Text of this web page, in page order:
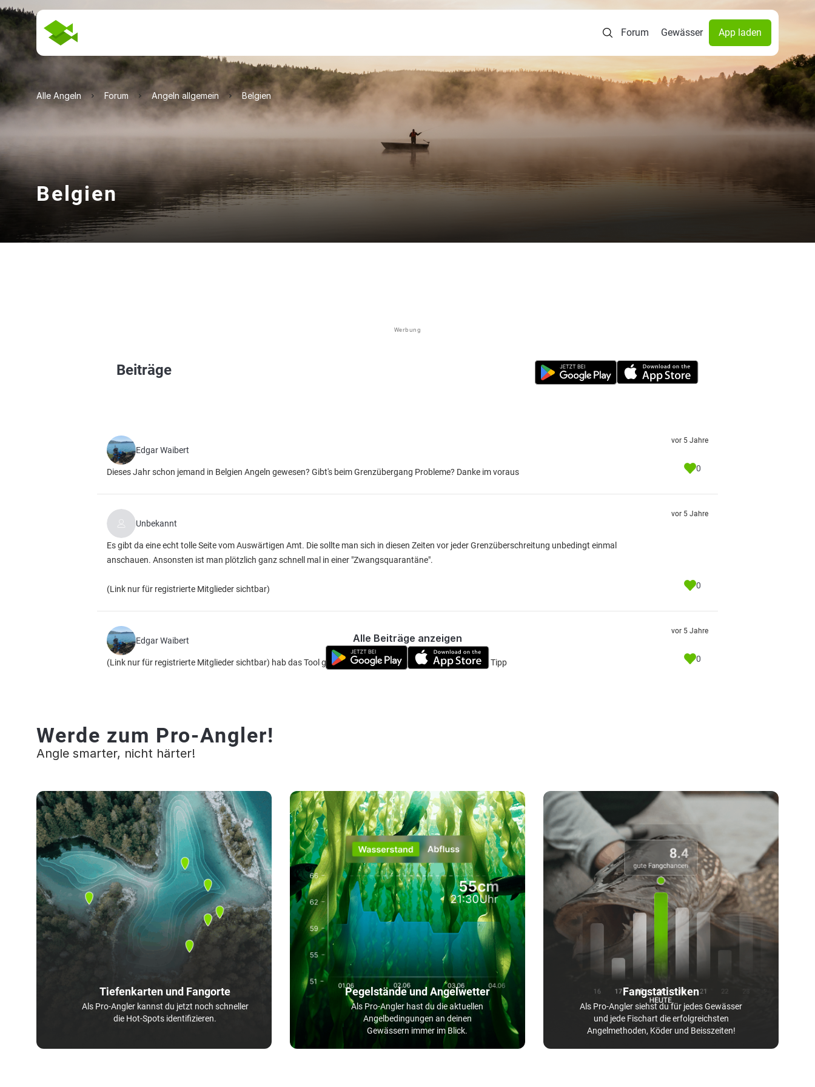
Forum Gewässer App laden
Alle Angeln Forum Angeln allgemein Belgien
Belgien
Werbung
Beiträge
Edgar Waibert
Dieses Jahr schon jemand in Belgien Angeln gewesen? Gibt's beim Grenzübergang Probleme? Danke im voraus
vor 5 Jahre
0
Unbekannt
Es gibt da eine echt tolle Seite vom Auswärtigen Amt. Die sollte man sich in diesen Zeiten vor jeder Grenzüberschreitung unbedingt einmal
anschauen. Ansonsten ist man plötzlich ganz schnell mal in einer "Zwangsquarantäne".
(Link nur für registrierte Mitglieder sichtbar)
vor 5 Jahre
0
Edgar Waibert
(Link nur für registrierte Mitglieder sichtbar) hab das Tool gefunden relativ übersichtlich, danke für dein Tipp
vor 5 Jahre
0
Alle Beiträge anzeigen
Werde zum Pro-Angler!
Angle smarter, nicht härter!
Tiefenkarten und Fangorte
Als Pro-Angler kannst du jetzt noch schneller
die Hot-Spots identifizieren.
Pegelstände und Angelwetter
Als Pro-Angler hast du die aktuellen
Angelbedingungen an deinen
Gewässern immer im Blick.
Fangstatistiken
Als Pro-Angler siehst du für jedes Gewässer
und jede Fischart die erfolgreichsten
Angelmethoden, Köder und Beisszeiten!